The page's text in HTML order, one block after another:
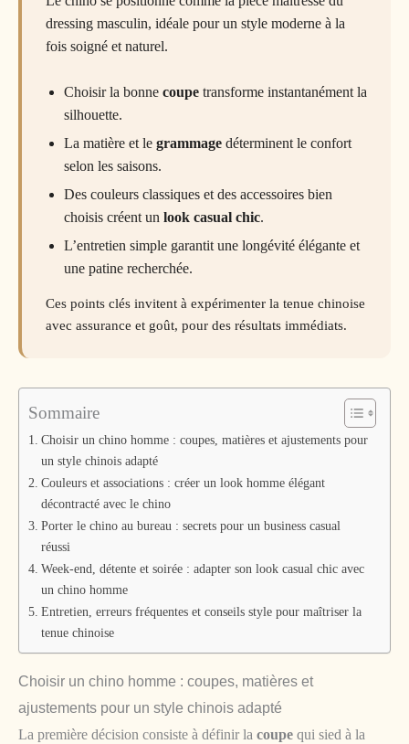
dressing masculin, idéale pour un style moderne à la
fois soigné et naturel.
Choisir la bonne coupe transforme instantanément la
silhouette.
La matière et le grammage déterminent le confort
selon les saisons.
Des couleurs classiques et des accessoires bien
choisis créent un look casual chic.
L’entretien simple garantit une longévité élégante et
une patine recherchée.
Ces points clés invitent à expérimenter la tenue chinoise
avec assurance et goût, pour des résultats immédiats.
Sommaire
Choisir un chino homme : coupes, matières et ajustements pour
un style chinois adapté
Couleurs et associations : créer un look homme élégant
décontracté avec le chino
Porter le chino au bureau : secrets pour un business casual
réussi
Week-end, détente et soirée : adapter son look casual chic avec
un chino homme
Entretien, erreurs fréquentes et conseils style pour maîtriser la
tenue chinoise
Choisir un chino homme : coupes, matières et
ajustements pour un style chinois adapté
La première décision consiste à définir la coupe qui sied à la